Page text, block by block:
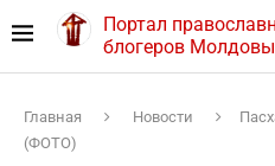
Портал
блогеров Молдовы
Главная Новости
(ФОТО)